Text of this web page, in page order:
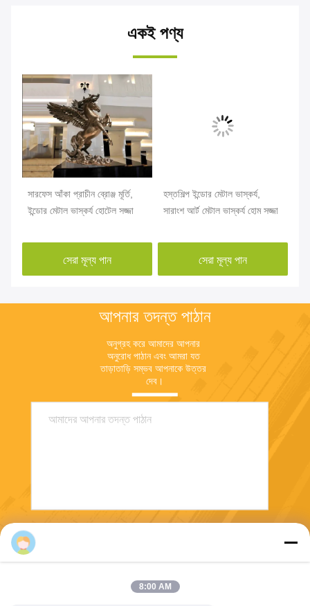
একই পণ্য
সারফেস আঁকা প্রাচীন ব্রোঞ্জ মূর্তি,
ইন্ডোর মেটাল ভাস্কর্য হোটেল সজ্জা
সেরা মূল্য পান
হস্তশিল্প ইন্ডোর মেটাল ভাস্কর্য,
সারাংশ আর্ট মেটাল ভাস্কর্য হোম সজ্জা
সেরা মূল্য পান
আপনার তদন্ত পাঠান
অনুগ্রহ করে আমাদের আপনার
অনুরোধ পাঠান এবং আমরা যত
তাড়াতাড়ি সম্ভব আপনাকে উত্তর
দেব।
8:00 AM